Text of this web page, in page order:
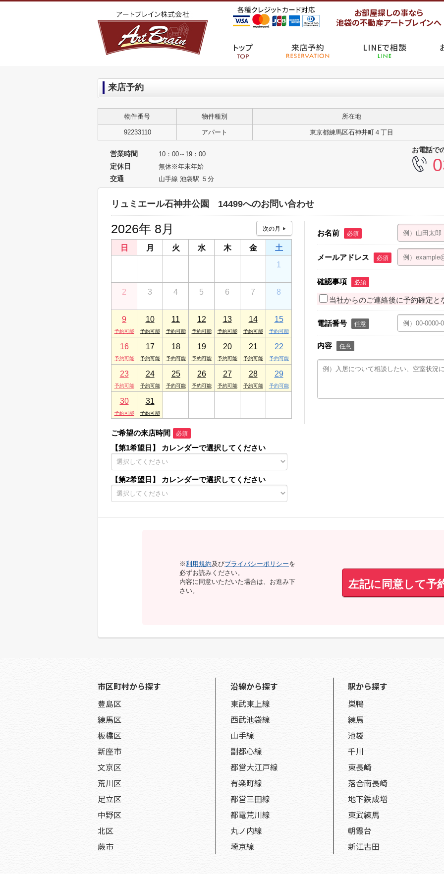
お部屋探しの事なら
池袋の不動産アートブレインへ
トップ 来店予約 LINEで相談
来店予約
物件番号 物件種別 所在地
92233110 アパート 東京都練馬区石神井町４丁目
営業時間 10：00～19：00
定休日 無休※年末年始
交通 山手線 池袋駅 ５分
お電話で
リュミエール石神井公園 14499へのお問い合わせ
2026年 8月
日 月 火 水 木 金
土
1
2 3 4 5 6 7 8
9 10 11 12 13 14 15
16 17 18 19 20 21 22
23 24 25 26 27 28 29
30 31
ご希望の来店時間 必須
【第1希望日】 カレンダーで選択してください
【第2希望日】 カレンダーで選択してください
お名前 必須
メールアドレス 必須
確認事項 必須
当社からのご連絡後に予約確定と
電話番号 任意
内容 任意
※利用規約及びプライバシーポリシーを
必ずお読みください。
内容に同意いただいた場合は、お進み下
さい。
左記に同意して予
市区町村から探す
豊島区
練馬区
板橋区
新座市
文京区
荒川区
足立区
中野区
北区
蕨市
沿線から探す
東武東上線
西武池袋線
山手線
副都心線
都営大江戸線
有楽町線
都営三田線
都電荒川線
丸ノ内線
埼京線
駅から探す
巣鴨
練馬
池袋
千川
東長崎
落合南長崎
地下鉄成増
東武練馬
朝霞台
新江古田